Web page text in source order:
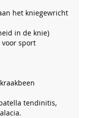
het kniegewricht
in de knie)
sport
tendinitis,